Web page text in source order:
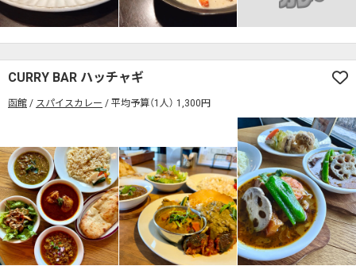
CURRY BAR ハッチャギ
函館 スパイスカレー 平均予算（1人） 1,300円